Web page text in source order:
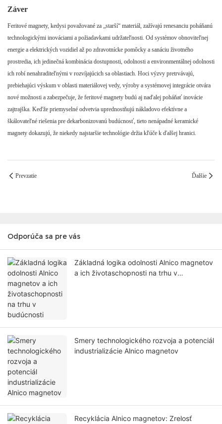
Záver
Feritové magnety, kedysi považované za „starší“ materiál, zažívajú renesanciu poháňanú
technologickými inováciami a požiadavkami udržateľnosti. Od systémov obnoviteľnej
energie a elektrických vozidiel až po zdravotnícke pomôcky a sanáciu životného
prostredia, ich jedinečná kombinácia dostupnosti, odolnosti a environmentálnej odolnosti
ich robí nenahraditeľnými v rozvíjajúcich sa oblastiach. Hoci výzvy pretrvávajú,
prebiehajúci výskum v oblasti materiálovej vedy, výroby a systémovej integrácie otvára
nové možnosti a zabezpečuje, že feritové magnety budú aj naďalej poháňať inovácie
zajtrajška. Keďže priemyselné odvetvia uprednostňujú nákladovo efektívne a
škálovateľné riešenia pre dekarbonizovanú budúcnosť, tieto nenápadné keramické
magnety dokazujú, že niekedy najstaršie technológie držia kľúče k ďalšej hranici.
Prevzatie Ďalšie
Odporúča sa pre vás
Základná logika odolnosti Alnico magnetov
a ich životaschopnosti na trhu v
Smery technologického rozvoja a potenciál
industrializácie Alnico magnetov
Recyklácia Alnico magnetov: Zrelosť